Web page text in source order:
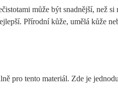
může být snadnější, než si
Přírodní kůže, umělá kůže
pro tento materiál. Zde je